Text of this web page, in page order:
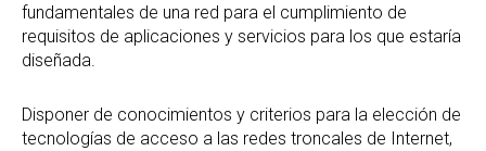
fundamentales de una red para el cumplimiento de
requisitos de aplicaciones y servicios para los que estaría
diseñada.
Disponer de conocimientos y criterios para la elección de
tecnologías de acceso a las redes troncales de Internet,